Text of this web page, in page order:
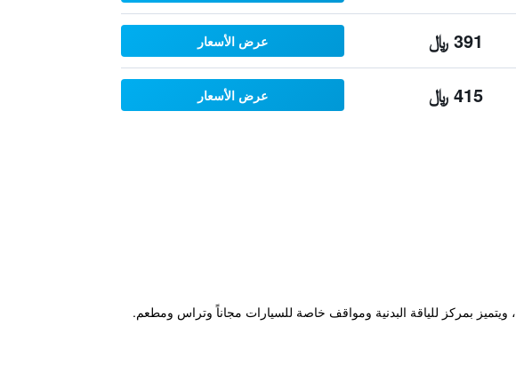
391 ﷼ عرض الأسعار
415 ﷼ عرض الأسعار
يقع مكان إقامة "Domun Hotel" في كيريتارو، على بعد 3.6 كم من Queretaro Congress Centre، ويتميز بمركز للياقة البدنية ومواقف خاصة للسيارات مجاناً وتراس ومطعم.